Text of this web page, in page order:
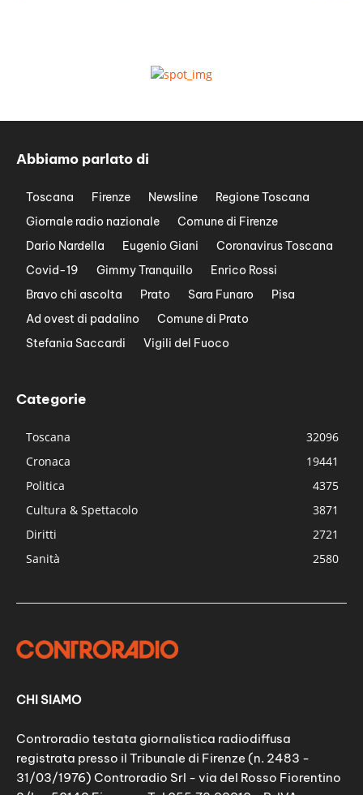
Abbiamo parlato di
Toscana Firenze Newsline
Regione Toscana
Giornale radio nazionale
Comune di Firenze
Dario Nardella
Eugenio Giani
Coronavirus Toscana
Covid-19
Gimmy Tranquillo
Enrico Rossi
Bravo chi ascolta
Prato Sara Funaro
Pisa
Ad ovest di padalino
Comune di Prato
Stefania Saccardi
Vigili del Fuoco
Categorie
Toscana
32096
Cronaca
19441
Politica
4375
Cultura & Spettacolo
3871
Diritti
2721
Sanità
2580
CHI SIAMO
Controradio testata giornalistica radiodiffusa
registrata presso il Tribunale di Firenze (n. 2483 -
31/03/1976) Controradio Srl - via del Rosso Fiorentino